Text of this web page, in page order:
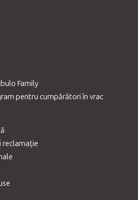
Family
pentru cumpărători în vrac
reclamație